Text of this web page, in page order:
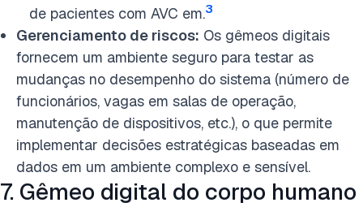
de pacientes com AVC em.3
Gerenciamento de riscos: Os gêmeos digitais
fornecem um ambiente seguro para testar as
mudanças no desempenho do sistema (número de
funcionários, vagas em salas de operação,
manutenção de dispositivos, etc.), o que permite
implementar decisões estratégicas baseadas em
dados em um ambiente complexo e sensível.
7. Gêmeo digital do corpo humano